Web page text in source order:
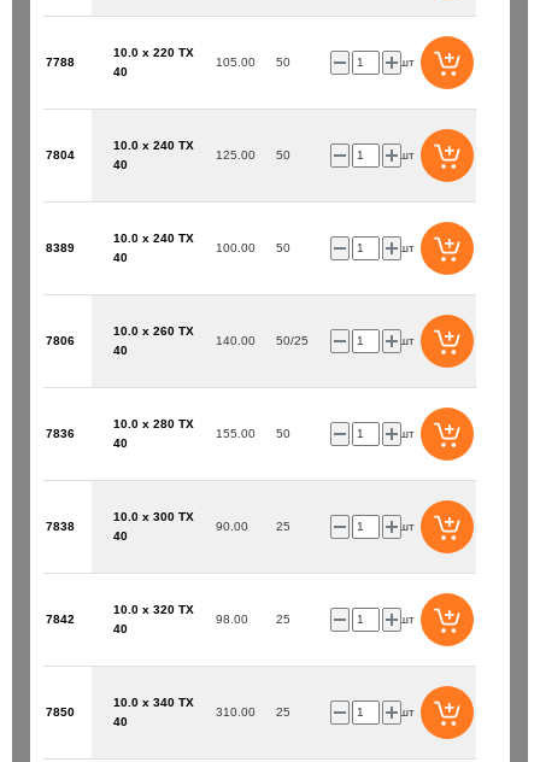
7788
10.0 x 220 TX
40
105.00 50 шт
7804
10.0 x 240 TX
40
125.00 50 шт
8389
10.0 x 240 TX
40
100.00 50 шт
7806
10.0 x 260 TX
40
140.00 50/25 шт
7836
10.0 x 280 TX
40
155.00 50 шт
7838
10.0 x 300 TX
40
90.00 25 шт
7842
10.0 x 320 TX
40
98.00 25 шт
7850
10.0 x 340 TX
40
310.00 25 шт